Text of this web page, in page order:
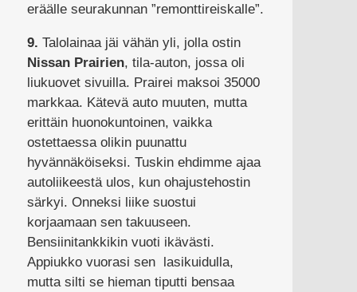
eräälle seurakunnan ”remonttireiskalle”.
9. Talolainaa jäi vähän yli, jolla ostin
Nissan Prairien, tila-auton, jossa oli
liukuovet sivuilla. Prairei maksoi 35000
markkaa. Kätevä auto muuten, mutta
erittäin huonokuntoinen, vaikka
ostettaessa olikin puunattu
hyvännäköiseksi. Tuskin ehdimme ajaa
autoliikeestä ulos, kun ohajustehostin
särkyi. Onneksi liike suostui
korjaamaan sen takuuseen.
Bensiinitankkikin vuoti ikävästi.
Appiukko vuorasi sen lasikuidulla,
mutta silti se hieman tiputti bensaa